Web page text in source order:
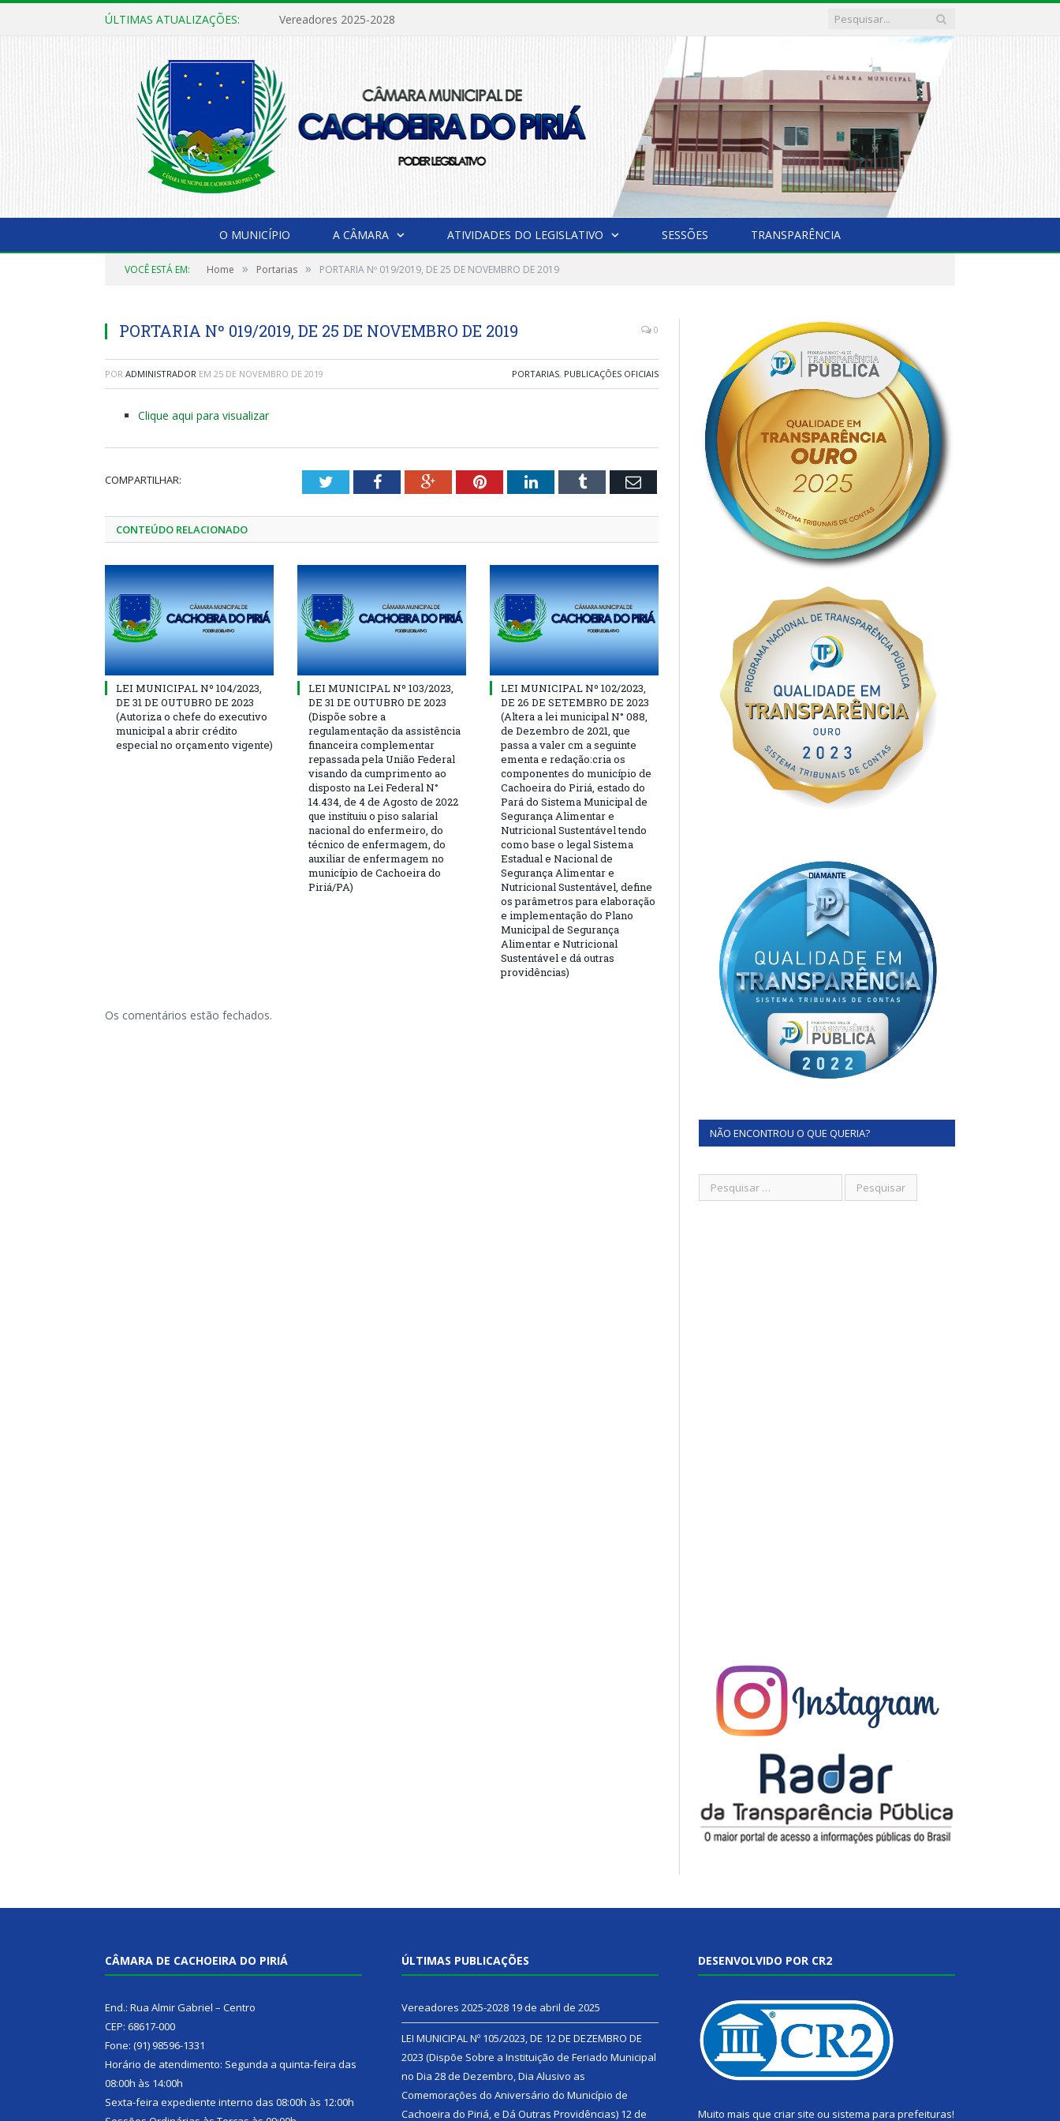
ÚLTIMAS ATUALIZAÇÕES: Vereadores 2025-2028
O MUNICÍPIO A CÂMARA ATIVIDADES DO LEGISLATIVO SESSÕES TRANSPARÊNCIA
VOCÊ ESTÁ EM: Home » Portarias » PORTARIA Nº 019/2019, DE 25 DE NOVEMBRO DE 2019
PORTARIA Nº 019/2019, DE 25 DE NOVEMBRO DE 2019 0
POR ADMINISTRADOR EM 25 DE NOVEMBRO DE 2019 PORTARIAS, PUBLICAÇÕES OFICIAIS
Clique aqui para visualizar
COMPARTILHAR: TwitterFacebookGoogle+PinterestLinkedInTumblr Email
CONTEÚDO RELACIONADO
LEI MUNICIPAL Nº 104/2023,
DE 31 DE OUTUBRO DE 2023
(Autoriza o chefe do executivo
municipal a abrir crédito
especial no orçamento vigente)
LEI MUNICIPAL Nº 103/2023,
DE 31 DE OUTUBRO DE 2023
(Dispõe sobre a
regulamentação da assistência
financeira complementar
repassada pela União Federal
visando da cumprimento ao
disposto na Lei Federal N°
14.434, de 4 de Agosto de 2022
que instituiu o piso salarial
nacional do enfermeiro, do
técnico de enfermagem, do
auxiliar de enfermagem no
município de Cachoeira do
Piriá/PA)
LEI MUNICIPAL Nº 102/2023,
DE 26 DE SETEMBRO DE 2023
(Altera a lei municipal N° 088,
de Dezembro de 2021, que
passa a valer cm a seguinte
ementa e redação:cria os
componentes do município de
Cachoeira do Piriá, estado do
Pará do Sistema Municipal de
Segurança Alimentar e
Nutricional Sustentável tendo
como base o legal Sistema
Estadual e Nacional de
Segurança Alimentar e
Nutricional Sustentável, define
os parâmetros para elaboração
e implementação do Plano
Municipal de Segurança
Alimentar e Nutricional
Sustentável e dá outras
providências)
Os comentários estão fechados.
NÃO ENCONTROU O QUE QUERIA?
CÂMARA DE CACHOEIRA DO PIRIÁ
End.: Rua Almir Gabriel – Centro
CEP: 68617-000
Fone: (91) 98596-1331
Horário de atendimento: Segunda a quinta-feira das
08:00h às 14:00h
Sexta-feira expediente interno das 08:00h às 12:00h
ÚLTIMAS PUBLICAÇÕES
Vereadores 2025-2028 19 de abril de 2025
LEI MUNICIPAL Nº 105/2023, DE 12 DE DEZEMBRO DE
2023 (Dispõe Sobre a Instituição de Feriado Municipal
no Dia 28 de Dezembro, Dia Alusivo as
Comemorações do Aniversário do Município de
Cachoeira do Piriá, e Dá Outras Providências) 12 de
DESENVOLVIDO POR CR2
Muito mais que criar site ou sistema para prefeituras!